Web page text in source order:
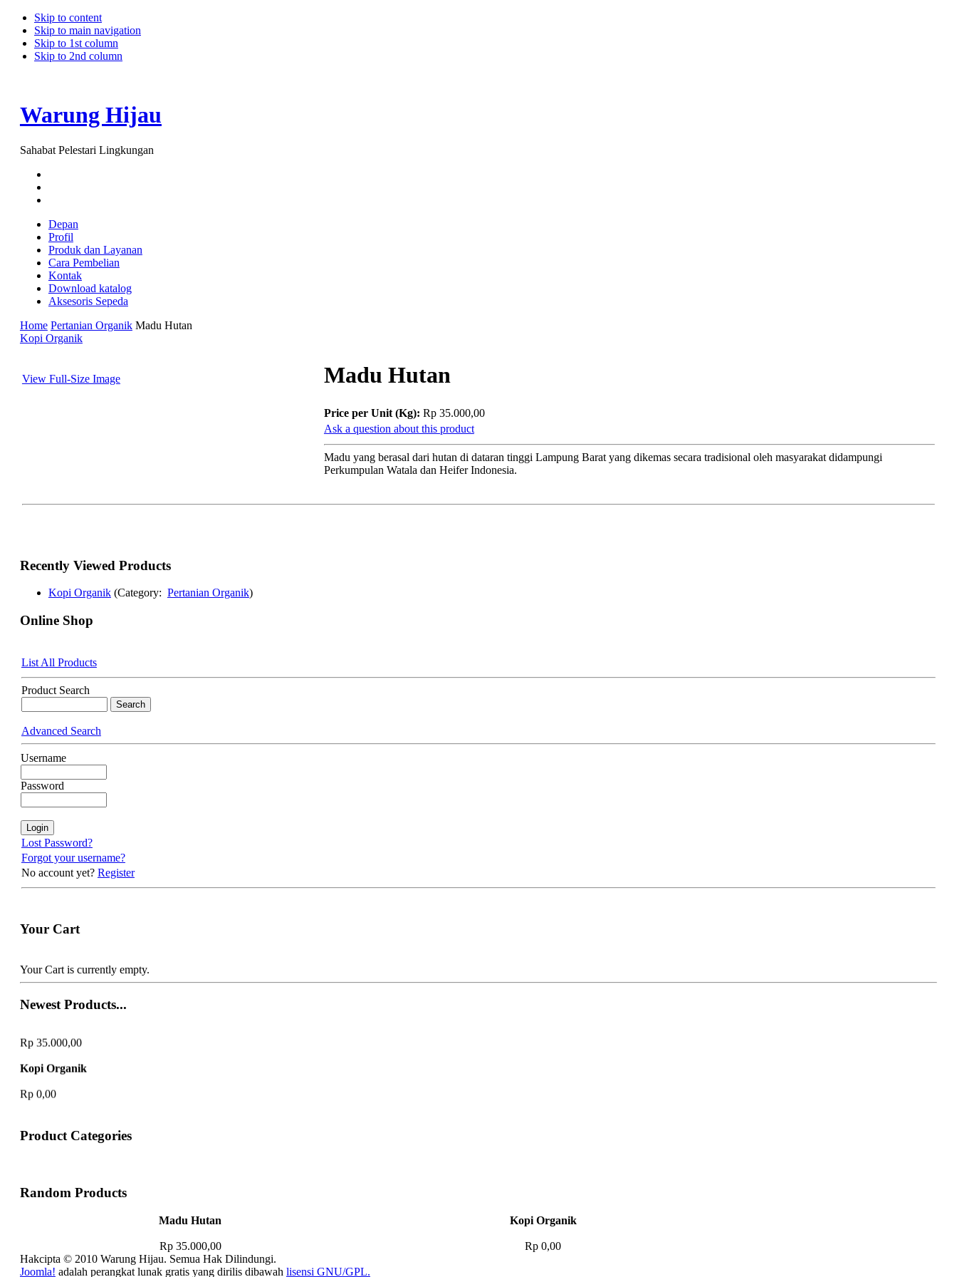
Skip to content
Skip to main navigation
Skip to 1st column
Skip to 2nd column
Warung Hijau
Sahabat Pelestari Lingkungan
Depan
Profil
Produk dan Layanan
Cara Pembelian
Kontak
Download katalog
Aksesoris Sepeda
Home Pertanian OrganikMadu Hutan
Kopi Organik
View Full-Size Image Madu Hutan
Price per Unit (Kg): Rp 35.000,00
Ask a question about this product
Madu yang berasal dari hutan di dataran tinggi Lampung Barat yang dikemas secara tradisional oleh masyarakat didampungi
Perkumpulan Watala dan Heifer Indonesia.
Recently Viewed Products
Kopi Organik(Category: Pertanian Organik)
Online Shop
List All Products
Product Search
Advanced Search
Username
Password
Lost Password?
Forgot your username?
No account yet? Register
Your Cart
Your Cart is currently empty.
Newest Products...
Rp 35.000,00
Kopi Organik
Rp 0,00
Product Categories
Random Products
Madu Hutan
Rp 35.000,00
Kopi Organik
Rp 0,00
Hakcipta © 2010 Warung Hijau. Semua Hak Dilindungi.
Joomla! adalah perangkat lunak gratis yang dirilis dibawah lisensi GNU/GPL.